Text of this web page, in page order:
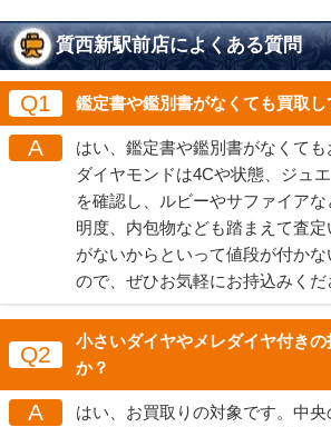
質西新駅前店によくある質問
Q1 鑑定書や鑑別書がなくても買取し
A
はい、鑑定書や鑑別書がなくても
ダイヤモンドは4Cや状態、ジュ
を確認し、ルビーやサファイア
明度、内包物なども踏まえて査
がないからといって値段が付か
ので、ぜひお気軽にお持込みくだ
Q2
小さいダイヤやメレダイヤ付き
か？
A
はい、お買取りの対象です。中